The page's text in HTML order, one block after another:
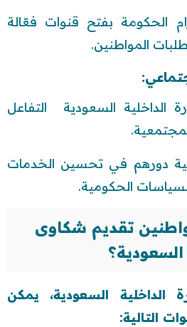
الحكومة بفتح قنوات فعّالة
المواطنين.
الداخلية السعودية التفاعل
دورهم في تحسين الخدمات
الحكومية.
تقديم شكاوى
السعودية؟
الداخلية السعودية، يمكن
التالية: